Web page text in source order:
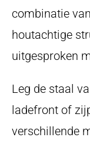
combinatie
houtachtige
uitgesproken
Leg de staal
ladefront of
verschillende